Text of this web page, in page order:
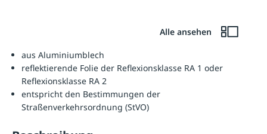
Alle ansehen
aus Aluminiumblech
reflektierende Folie der Reflexionsklasse RA 1 oder
Reflexionsklasse RA 2
entspricht den Bestimmungen der
Straßenverkehrsordnung (StVO)